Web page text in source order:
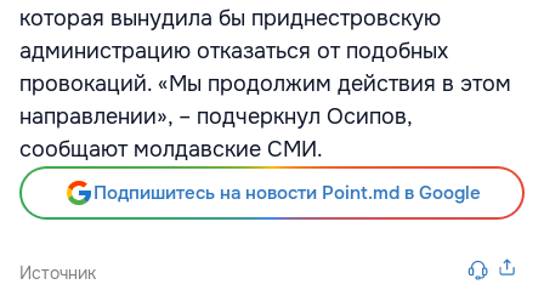
которая вынудила бы приднестровскую
администрацию отказаться от подобных
провокаций. «Мы продолжим действия в этом
направлении», – подчеркнул Осипов,
сообщают молдавские СМИ.
Подпишитесь на новости Point.md в Google
Источник